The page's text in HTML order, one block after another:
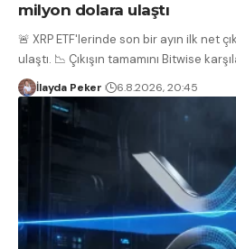
milyon dolara ulaştı
🚨 XRP ETF'lerinde son bir ayın ilk net
ulaştı. 📉 Çıkışın tamamını Bitwise
İlayda Peker 6.8.2026, 20:45